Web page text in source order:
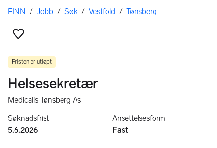
Her er du
FINN / Jobb / Søk / Vestfold / Tønsberg
Fristen er utløpt
Helsesekretær
Medicalis Tønsberg As
Søknadsfrist
5.6.2026
Ansettelsesform
Fast